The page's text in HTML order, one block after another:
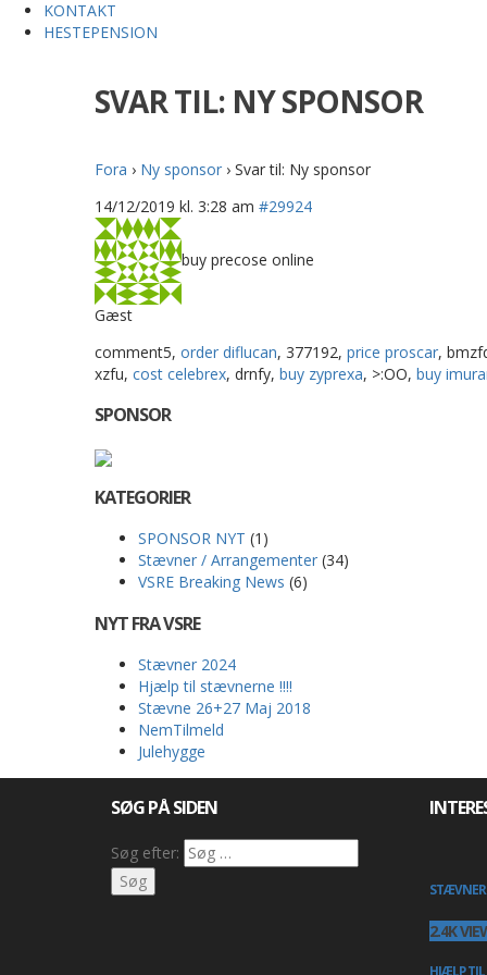
KONTAKT
HESTEPENSION
SVAR TIL: NY SPONSOR
Fora › Ny sponsor › Svar til: Ny sponsor
14/12/2019 kl. 3:28 am #29924
buy precose online
Gæst
comment5, order diflucan, 377192, price proscar,
xzfu, cost celebrex, drnfy, buy zyprexa, >:OO, buy
SPONSOR
KATEGORIER
SPONSOR NYT (1)
Stævner / Arrangementer (34)
VSRE Breaking News (6)
NYT FRA VSRE
Stævner 2024
Hjælp til stævnerne !!!!
Stævne 26+27 Maj 2018
NemTilmeld
Julehygge
SØG PÅ SIDEN
Søg efter:
2.4K
HJÆLP